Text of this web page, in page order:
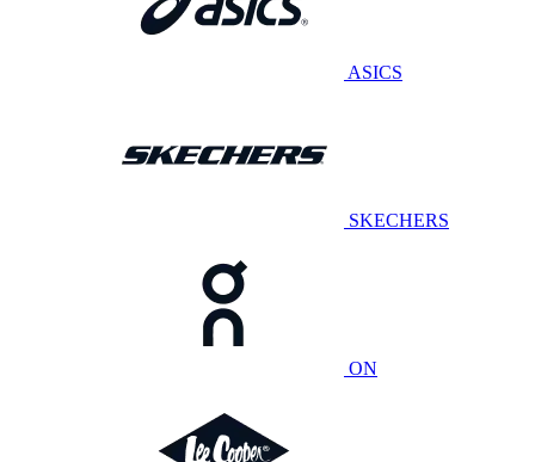
ASICS
SKECHERS
ON